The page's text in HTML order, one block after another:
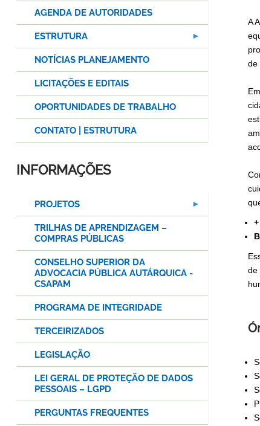
A
de
de
AGENDA DE AUTORIDADES
ESTRUTURA
NOTÍCIAS PLANEJAMENTO
LICITAÇÕES E EDITAIS
OPORTUNIDADES DE TRABALHO
CONTATO | ESTRUTURA
INFORMAÇÕES
PROJETOS
TRILHAS DE APRENDIZAGEM –
COMPRAS PÚBLICAS
CONSELHO SUPERIOR DA
ADVOCACIA PÚBLICA AUTÁRQUICA -
CSAPAM
PROGRAMA DE INTEGRIDADE
TERCEIRIZADOS
LEGISLAÇÃO
LEI GERAL DE PROTEÇÃO DE DADOS
PESSOAIS – LGPD
PERGUNTAS FREQUENTES